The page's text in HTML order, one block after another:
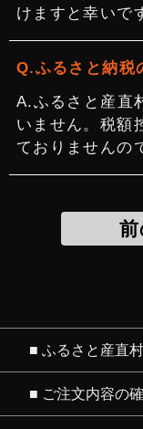
けますと幸いで
ふるさと納税
ふるさと産直
いません。税額
ておりませんの
■ ふるさと産直
■ ご注文内容の